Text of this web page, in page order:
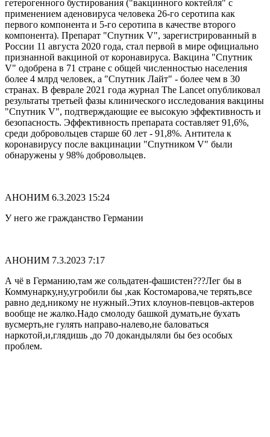
гетерогенного бустирования ("вакцинного коктейля" с
применением аденовируса человека 26-го серотипа как
первого компонента и 5-го серотипа в качестве второго
компонента). Препарат "Спутник V", зарегистрированный в
России 11 августа 2020 года, стал первой в мире официально
признанной вакциной от коронавируса. Вакцина "Спутник
V" одобрена в 71 стране с общей численностью населения
более 4 млрд человек, а "Спутник Лайт" - более чем в 30
странах. В феврале 2021 года журнал The Lancet опубликовал
результаты третьей фазы клинического исследования вакцины
"Спутник V", подтверждающие ее высокую эффективность и
безопасность. Эффективность препарата составляет 91,6%,
среди добровольцев старше 60 лет - 91,8%. Антитела к
коронавирусу после вакцинации "Спутником V" были
обнаружены у 98% добровольцев.
АНОНИМ 6.3.2023 15:24
У него же гражданство Германии
АНОНИМ 7.3.2023 7:17
А чё в Германию,там же сольдатен-фашистен???Лег бы в
Коммунарку,ну,угробили бы ,как Костомарова,че терять,все
равно дед,никому не нужный.Этих клоунов-певцов-актеров
вообще не жалко.Надо смолоду башкой думать,не бухать
вусмерть,не гулять направо-налево,не баловаться
наркотой,и,глядишь ,до 70 докандыляли бы без особых
проблем.